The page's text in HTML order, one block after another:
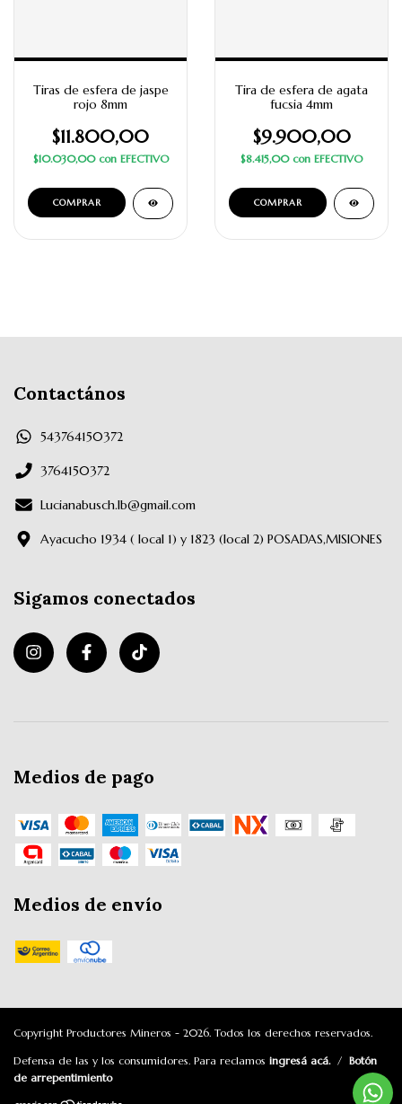
Tiras de esfera de jaspe
rojo 8mm
$11.800,00
$10.030,00 con EFECTIVO
Tira de esfera de agata
fucsia 4mm
$9.900,00
$8.415,00 con EFECTIVO
Contactános
543764150372
3764150372
Lucianabusch.lb@gmail.com
Ayacucho 1934 ( local 1) y 1823 (local 2) POSADAS,MISIONES
Sigamos conectados
Medios de pago
Medios de envío
Copyright Productores Mineros - 2026. Todos los derechos reservados.
Defensa de las y los consumidores. Para reclamos ingresá acá. / Botón
de arrepentimiento